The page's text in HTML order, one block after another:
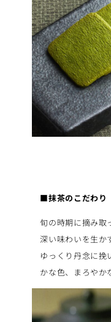
■抹茶のこだわり
旬の時期に摘み取
深い味わいを生か
ゆっくり丹念に挽
かな色、まろやか